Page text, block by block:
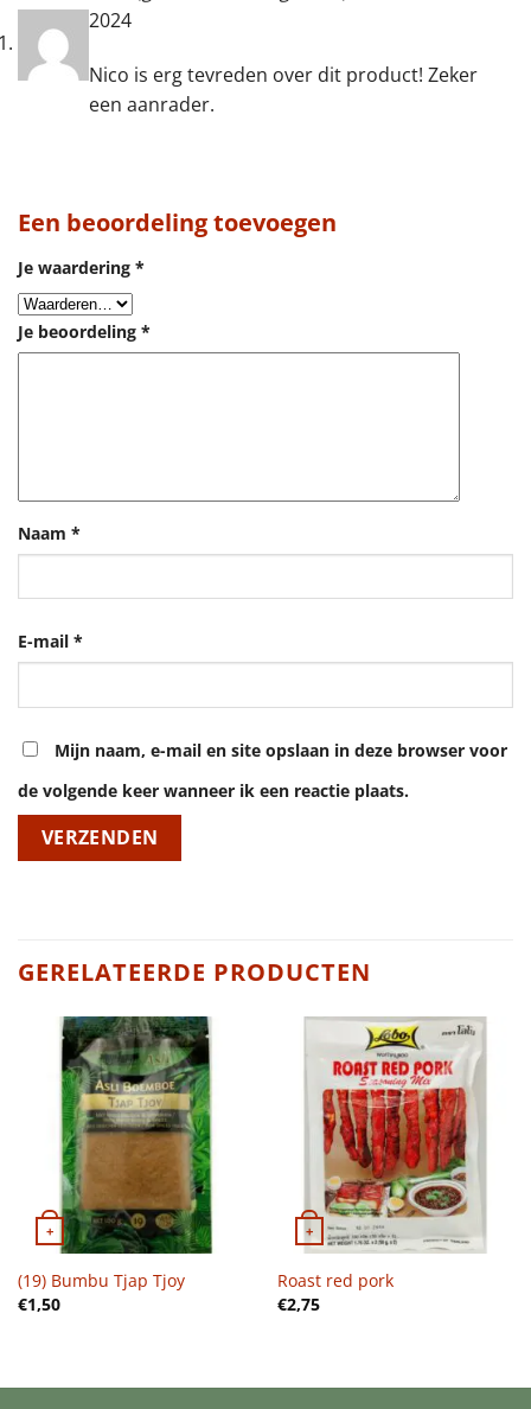
2024
Nico is erg tevreden over dit product! Zeker
een aanrader.
Een beoordeling toevoegen
Je waardering *
Je beoordeling *
Naam *
E-mail *
Mijn naam, e-mail en site opslaan in deze browser voor
de volgende keer wanneer ik een reactie plaats.
GERELATEERDE PRODUCTEN
+
(19) Bumbu Tjap Tjoy
€1,50
+
Roast red pork
€2,75